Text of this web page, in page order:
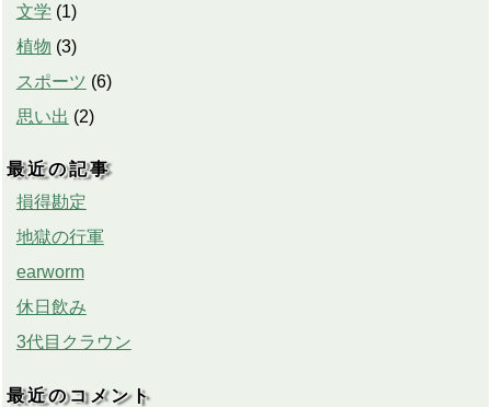
文学 (1)
植物 (3)
スポーツ (6)
思い出 (2)
最近の記事
損得勘定
地獄の行軍
earworm
休日飲み
3代目クラウン
最近のコメント